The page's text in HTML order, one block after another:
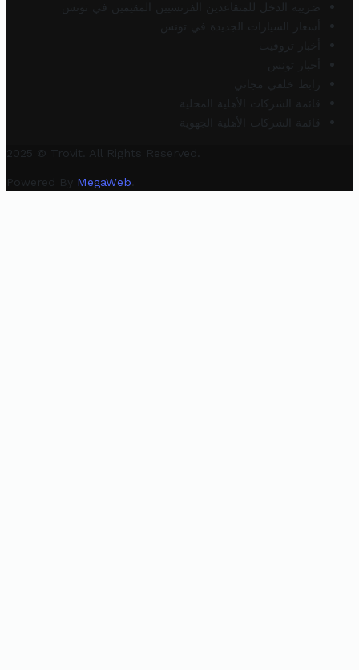
ضريبة الدخل للمتقاعدين الفرنسيين المقيمين في تونس
أسعار السيارات الجديدة في تونس
أخبار تروفيت
أخبار تونس
رابط خلفي مجاني
قائمة الشركات الأهلية المحلية
قائمة الشركات الأهلية الجهوية
2025 © Trovit. All Rights Reserved.
Powered By MegaWeb